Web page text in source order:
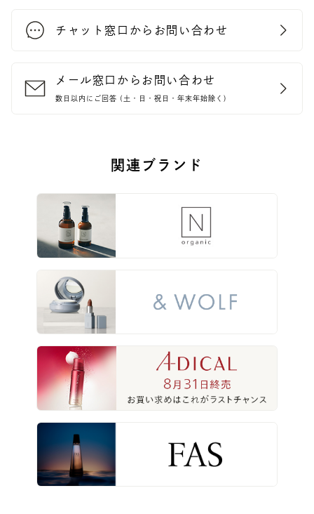
チャット窓口からお問い合わせ
メール窓口からお問い合わせ
数日以内にご回答 (土・日・祝日・年末年始除く)
関連ブランド